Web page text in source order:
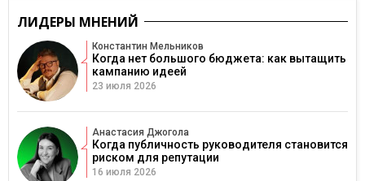
ЛИДЕРЫ МНЕНИЙ
Константин Мельников
Когда нет большого бюджета: как вытащить
кампанию идеей
23 июля 2026
Анастасия Джогола
Когда публичность руководителя становится
риском для репутации
16 июля 2026